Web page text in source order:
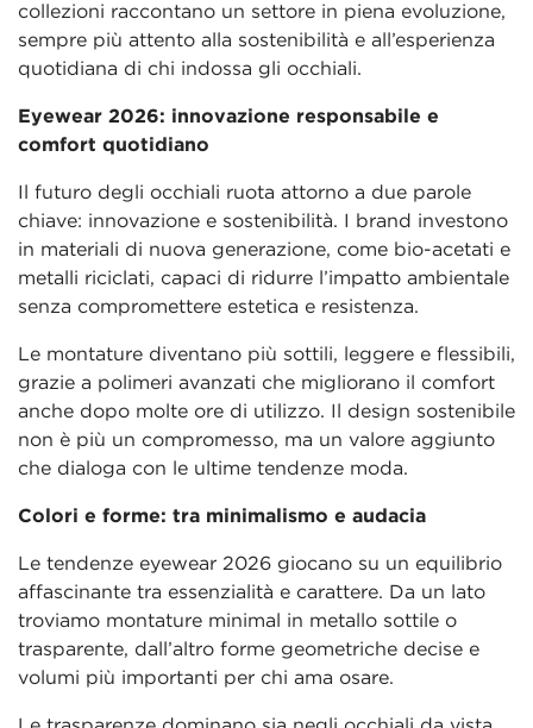
collezioni raccontano un settore in piena evoluzione,
sempre più attento alla sostenibilità e all’esperienza
quotidiana di chi indossa gli occhiali.
Eyewear 2026: innovazione responsabile e
comfort quotidiano
Il futuro degli occhiali ruota attorno a due parole
chiave: innovazione e sostenibilità. I brand investono
in materiali di nuova generazione, come bio-acetati e
metalli riciclati, capaci di ridurre l’impatto ambientale
senza compromettere estetica e resistenza.
Le montature diventano più sottili, leggere e flessibili,
grazie a polimeri avanzati che migliorano il comfort
anche dopo molte ore di utilizzo. Il design sostenibile
non è più un compromesso, ma un valore aggiunto
che dialoga con le ultime tendenze moda.
Colori e forme: tra minimalismo e audacia
Le tendenze eyewear 2026 giocano su un equilibrio
affascinante tra essenzialità e carattere. Da un lato
troviamo montature minimal in metallo sottile o
trasparente, dall’altro forme geometriche decise e
volumi più importanti per chi ama osare.